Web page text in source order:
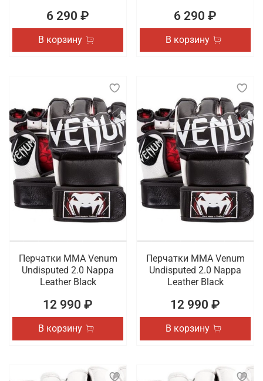
6 290 ₽
В корзину
6 290 ₽
В корзину
Перчатки ММА Venum
Undisputed 2.0 Nappa
Leather Black
12 990 ₽
В корзину
Перчатки ММА Venum
Undisputed 2.0 Nappa
Leather Black
12 990 ₽
В корзину